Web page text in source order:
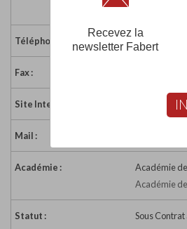
Téléphone : 02 51 30 20 57
Fax :
Site Internet : http://
Mail :
Académie :
Académie
Académie
Statut : Sous
Recevez la
newsletter Fabert